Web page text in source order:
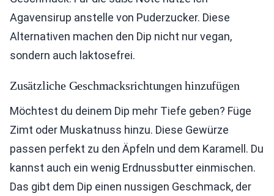
Agavensirup anstelle von Puderzucker. Diese
Alternativen machen den Dip nicht nur vegan,
sondern auch laktosefrei.
Zusätzliche Geschmacksrichtungen hinzufügen
Möchtest du deinem Dip mehr Tiefe geben? Füge
Zimt oder Muskatnuss hinzu. Diese Gewürze
passen perfekt zu den Äpfeln und dem Karamell. Du
kannst auch ein wenig Erdnussbutter einmischen.
Das gibt dem Dip einen nussigen Geschmack, der